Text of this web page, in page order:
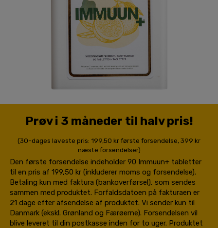
Prøv i 3 måneder til halv pris!
(30-dages laveste pris: 199,50 kr første forsendelse, 399 kr
næste forsendelser)
Den første forsendelse indeholder 90 Immuun+ tabletter
til en pris af 199,50 kr (inkluderer moms og forsendelse).
Betaling kun med faktura (bankoverførsel), som sendes
sammen med produktet. Forfaldsdatoen på fakturaen er
21 dage efter afsendelse af produktet. Vi sender kun til
Danmark (ekskl. Grønland og Færøerne). Forsendelsen vil
blive leveret til din postkasse inden for to uger. Produktet